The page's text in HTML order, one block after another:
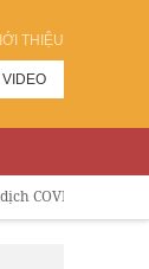
THIỆU
VIDEO